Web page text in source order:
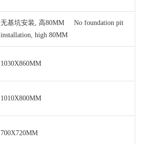
无基坑安装, 高80MM No foundation pit
installation, high 80MM
1030X860MM
1010X800MM
700X720MM